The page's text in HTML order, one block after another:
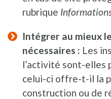
rubrique
Intégrer au mieux
nécessaires : Les
l’activité sont-elles
celui-ci offre-t-il la
construction ou de